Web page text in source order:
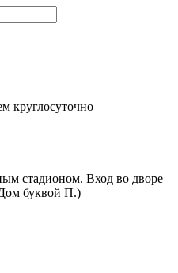
круглосуточно
стадионом. Вход во дворе
буквой П.)